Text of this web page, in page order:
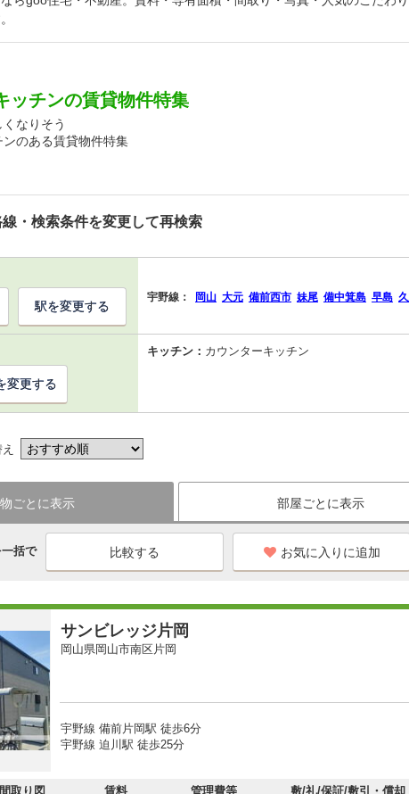
ッチンの賃貸物件特集
なりそう
のある賃貸物件特集
・検索条件を変更して再検索
宇野線： 岡山 大元 備前西市 妹尾 備中箕島 早島
駅を変更する
キッチン： カウンターキッチン
変更する
ごとに表示 部屋ごとに表示
括で お気に入りに追加
サンビレッジ片岡
岡山県岡山市南区片岡
宇野線 備前片岡駅 徒歩6分
宇野線 迫川駅 徒歩25分
間取り図 賃料 管理費等 敷/礼/保証/敷引・償却